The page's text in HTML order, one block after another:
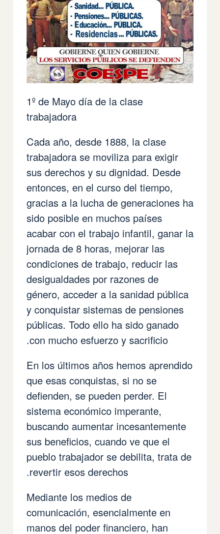
1º de Mayo día de la clase
trabajadora
Cada año, desde 1888, la clase
trabajadora se moviliza para exigir
sus derechos y su dignidad. Desde
entonces, en el curso del tiempo,
gracias a la lucha de generaciones ha
sido posible en muchos países
acabar con el trabajo infantil, ganar la
jornada de 8 horas, mejorar las
condiciones de trabajo, reducir las
desigualdades por razones de
género, acceder a la sanidad pública
y conquistar sistemas de pensiones
públicas. Todo ello ha sido ganado
con mucho esfuerzo y sacrificio.
En los últimos años hemos aprendido
que esas conquistas, si no se
defienden, se pueden perder. El
sistema económico imperante,
buscando aumentar incesantemente
sus beneficios, cuando ve que el
pueblo trabajador se debilita, trata de
revertir esos derechos.
Mediante los medios de
comunicación, esencialmente en
manos del poder financiero, han